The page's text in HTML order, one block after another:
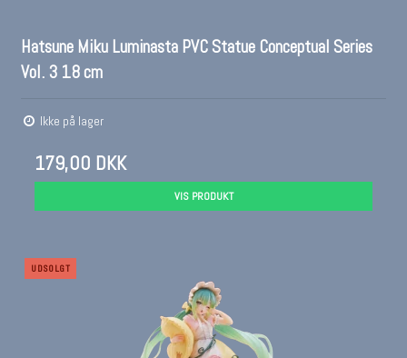
Hatsune Miku Luminasta PVC Statue Conceptual Series
Vol. 3 18 cm
Ikke på lager
179,00 DKK
VIS PRODUKT
UDSOLGT